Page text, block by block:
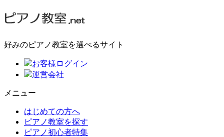
好みのピアノ教室を選べるサイト
お客様ログイン
運営会社
メニュー
はじめての方へ
ピアノ教室を探す
ピアノ初心者特集